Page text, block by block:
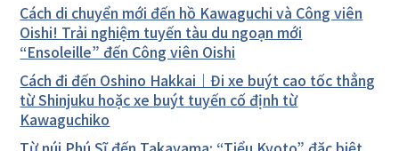
Cách di chuyển mới đến hồ Kawaguchi và Công viên
Oishi! Trải nghiệm tuyến tàu du ngoạn mới
“Ensoleille” đến Công viên Oishi
Cách đi đến Oshino Hakkai｜Đi xe buýt cao tốc thẳng
từ Shinjuku hoặc xe buýt tuyến cố định từ
Kawaguchiko